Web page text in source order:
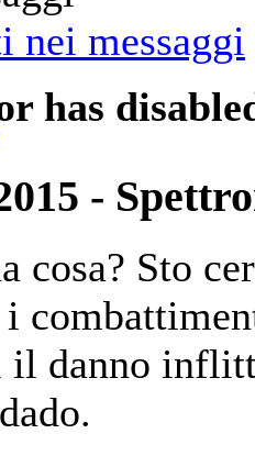
has
-
cosa? Sto
i
danno